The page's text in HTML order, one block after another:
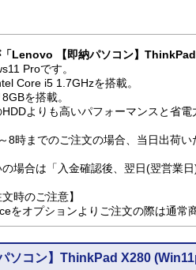
Lenovo 【即納パソコン】
Proです。
Core i5 1.7GHzを搭載。
を搭載。
よりも高いパフォーマンスと省
8時までのご注文の場合、当日出荷
場合は「入金確認後、翌日(翌営業日
時のご注意】
をオプションよりご注文の際は通常
ソコン】ThinkPad X280